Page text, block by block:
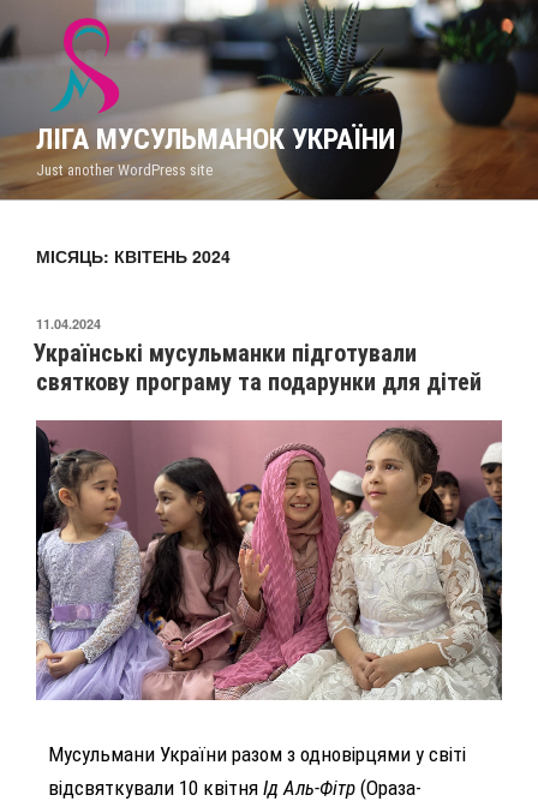
ЛІГА МУСУЛЬМАНОК УКРАЇНИ
Just another WordPress site
МІСЯЦЬ: КВІТЕНЬ 2024
11.04.2024
Українські мусульманки підготували
святкову програму та подарунки для дітей
Мусульмани України разом з одновірцями у світі
відсвяткували 10 квітня Ід Аль-Фітр (Ораза-